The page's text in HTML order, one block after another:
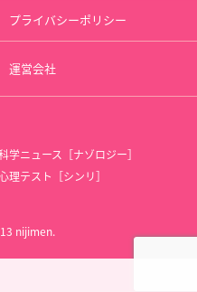
プライバシーポリシー
運営会社
学ニュース［ナゾロジー］
理テスト［シンリ］
nijimen.